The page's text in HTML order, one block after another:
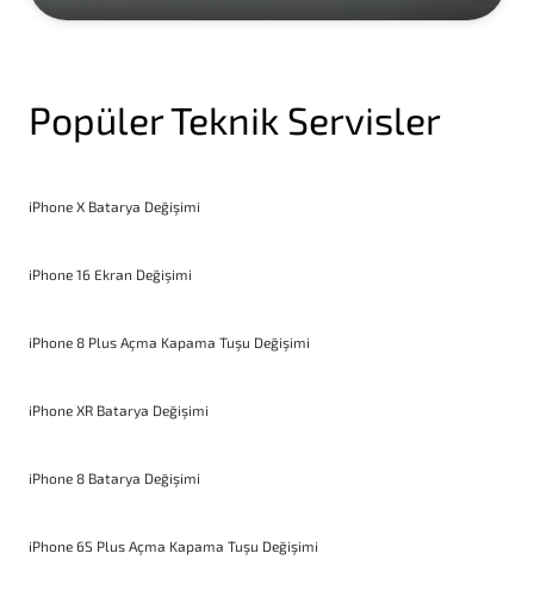
Popüler Teknik Servisler
iPhone X Batarya Değişimi
iPhone 16 Ekran Değişimi
iPhone 8 Plus Açma Kapama Tuşu Değişimi
iPhone XR Batarya Değişimi
iPhone 8 Batarya Değişimi
iPhone 6S Plus Açma Kapama Tuşu Değişimi